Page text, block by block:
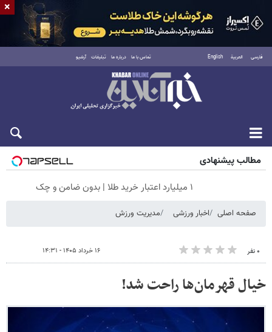
فارسی العربية English تماس با ما درباره ما تبلیغات آرشیو
شنبه ۱۷ مرداد ۱۴۰۵
مطالب پیشنهادی
۱ میلیارد اعتبار خرید طلا | بدون ضامن و چک
صفحه اصلی اخبار ورزشی مدیریت ورزش
۰ نفر ۱۶ خرداد ۱۴۰۵ - ۱۴:۳۱
خیال قهرمان‌ها راحت شد!
×